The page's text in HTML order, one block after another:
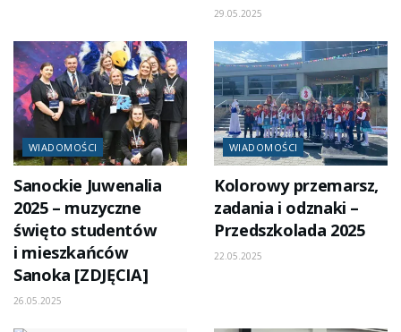
29.05.2025
WIADOMOŚCI
Sanockie Juwenalia
2025 – muzyczne
święto studentów
i mieszkańców
Sanoka [ZDJĘCIA]
26.05.2025
WIADOMOŚCI
Kolorowy przemarsz,
zadania i odznaki –
Przedszkolada 2025
22.05.2025